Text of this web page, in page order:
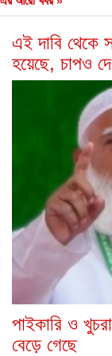
এই দাবি থেকে
হয়েছে, চাপও
পাইকারি ও
বেড়ে গেছে